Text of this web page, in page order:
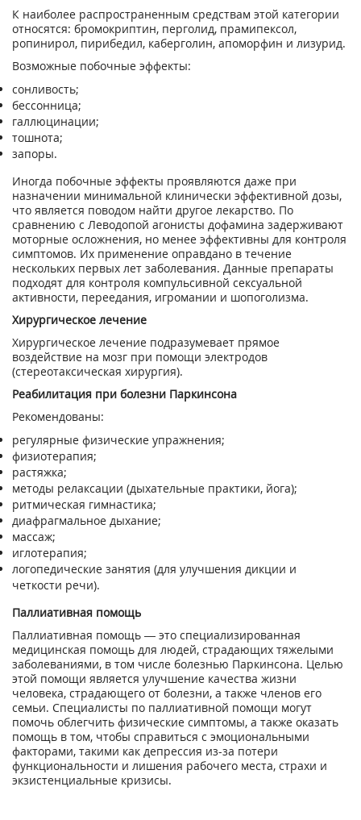
К наиболее распространенным средствам этой категории
относятся: бромокриптин, перголид, прамипексол,
ропинирол, пирибедил, каберголин, апоморфин и лизурид.
Возможные побочные эффекты:
сонливость;
бессонница;
галлюцинации;
тошнота;
запоры.
Иногда побочные эффекты проявляются даже при
назначении минимальной клинически эффективной дозы,
что является поводом найти другое лекарство. По
сравнению с Леводопой агонисты дофамина задерживают
моторные осложнения, но менее эффективны для контроля
симптомов. Их применение оправдано в течение
нескольких первых лет заболевания. Данные препараты
подходят для контроля компульсивной сексуальной
активности, переедания, игромании и шопоголизма.
Хирургическое лечение
Хирургическое лечение подразумевает прямое
воздействие на мозг при помощи электродов
(стереотаксическая хирургия).
Реабилитация при болезни Паркинсона
Рекомендованы:
регулярные физические упражнения;
физиотерапия;
растяжка;
методы релаксации (дыхательные практики, йога);
ритмическая гимнастика;
диафрагмальное дыхание;
массаж;
иглотерапия;
логопедические занятия (для улучшения дикции и
четкости речи).
Паллиативная помощь
Паллиативная помощь — это специализированная
медицинская помощь для людей, страдающих тяжелыми
заболеваниями, в том числе болезнью Паркинсона. Целью
этой помощи является улучшение качества жизни
человека, страдающего от болезни, а также членов его
семьи. Специалисты по паллиативной помощи могут
помочь облегчить физические симптомы, а также оказать
помощь в том, чтобы справиться с эмоциональными
факторами, такими как депрессия из-за потери
функциональности и лишения рабочего места, страхи и
экзистенциальные кризисы.